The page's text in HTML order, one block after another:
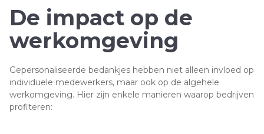
De impact op de
werkomgeving
Gepersonaliseerde bedankjes hebben niet alleen invloed op
individuele medewerkers, maar ook op de algehele
werkomgeving. Hier zijn enkele manieren waarop bedrijven
profiteren: